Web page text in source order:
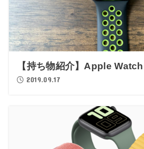
【持ち物紹介】Apple
2019.09.17